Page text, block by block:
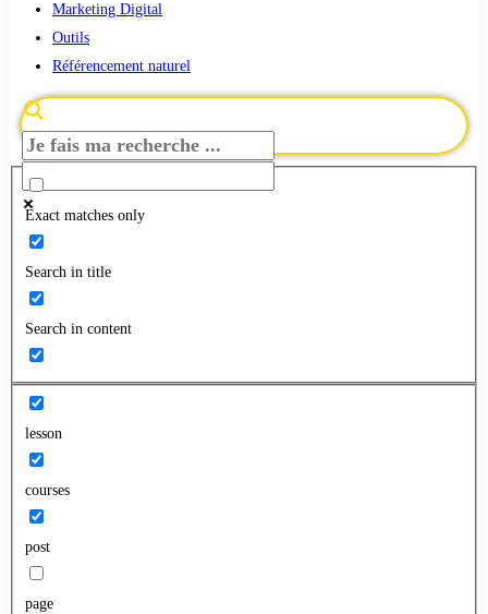
Marketing Digital
Outils
Référencement naturel
Exact matches only
Search in title
Search in content
lesson
courses
post
page